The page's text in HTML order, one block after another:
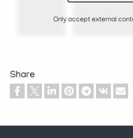
Only accept external
Share